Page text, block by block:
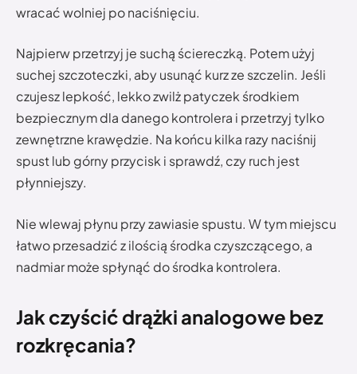
wracać wolniej po naciśnięciu.
Najpierw przetrzyj je suchą ściereczką. Potem użyj
suchej szczoteczki, aby usunąć kurz ze szczelin. Jeśli
czujesz lepkość, lekko zwilż patyczek środkiem
bezpiecznym dla danego kontrolera i przetrzyj tylko
zewnętrzne krawędzie. Na końcu kilka razy naciśnij
spust lub górny przycisk i sprawdź, czy ruch jest
płynniejszy.
Nie wlewaj płynu przy zawiasie spustu. W tym miejscu
łatwo przesadzić z ilością środka czyszczącego, a
nadmiar może spłynąć do środka kontrolera.
Jak czyścić drążki analogowe bez
rozkręcania?